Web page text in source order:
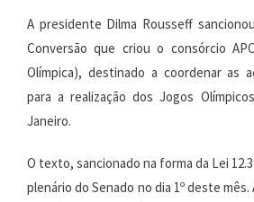
A presidente Dilma Rousseff
Conversão que criou o consórcio
Olímpica), destinado a coordenar as
para a realização dos Jogos
Janeiro.
O texto, sancionado na forma da Lei
plenário do Senado no dia 1º deste